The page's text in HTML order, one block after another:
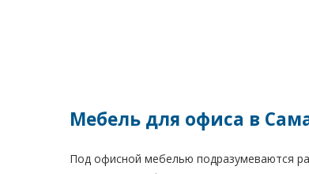
Мебель для офиса в
Под офисной мебелью подразумеваются